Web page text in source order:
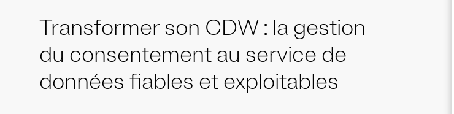
Transformer son CDW : la gestion
du consentement au service de
données fiables et exploitables